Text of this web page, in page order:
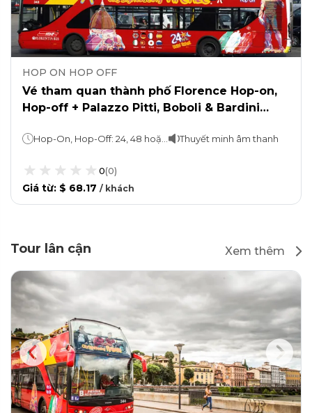
HOP ON HOP OFF
Vé tham quan thành phố Florence Hop-on,
Hop-off + Palazzo Pitti, Boboli & Bardini
Thuyết minh âm thanh
0(0)
Giá từ: $ 68.17 / khách
Tour lân cận Xem thêm